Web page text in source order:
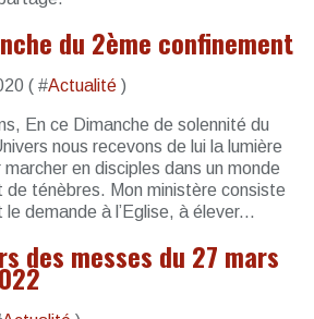
du 2ème confinement
( #Actualité )
En ce Dimanche de solennité du
nous recevons de lui la lumière
en disciples dans un monde
de ténèbres. Mon ministère consiste
demande à l’Eglise, à élever...
des messes du 27 mars